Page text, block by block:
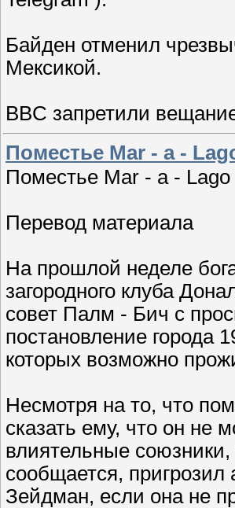
Байден отменил
Мексикой.
BBC запретили
Поместье Mar - a -
Поместье Mar - a -
Перевод материала
На прошлой неделе
загородного клуба
совет Палм - Бич с
постановление города
которых возможно
Несмотря на то, что
сказать ему, что он не
влиятельные союзники,
сообщается,
Зейдман, если она не